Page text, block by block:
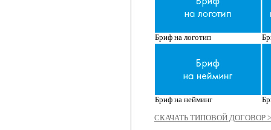
Бриф на логотип
Бриф на нейминг
СКАЧАТЬ ТИПОВОЙ ДОГОВОР